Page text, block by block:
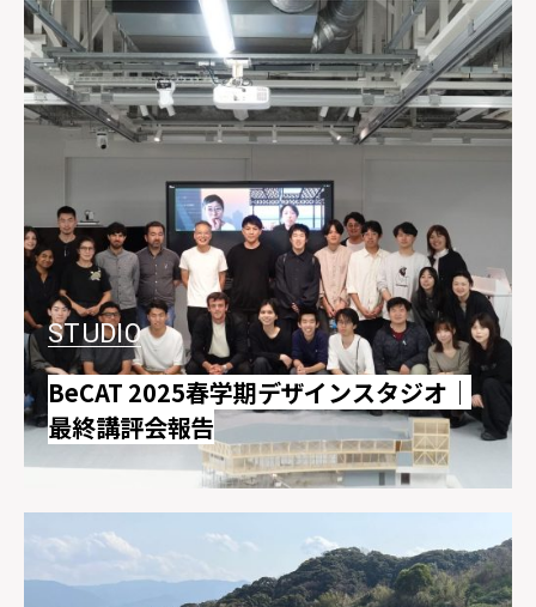
STUDIO
BeCAT 2025春学期デザインスタジオ｜
最終講評会報告